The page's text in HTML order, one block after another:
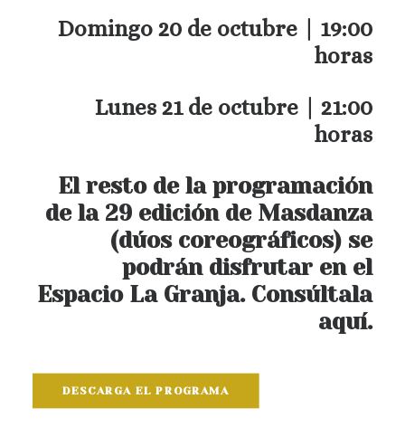
Domingo 20 de octubre | 19:00
horas
Lunes 21 de octubre | 21:00
horas
El resto de la programación
de la 29 edición de Masdanza
(dúos coreográficos) se
podrán disfrutar en el
Espacio La Granja. Consúltala
aquí.
DESCARGA EL PROGRAMA